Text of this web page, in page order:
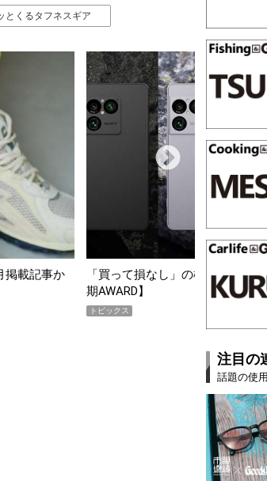
とくるタフネスギア
掲載記事か
「買って損なし」の極上スマホ
期AWARD】
トピックス
注目の
話題の使